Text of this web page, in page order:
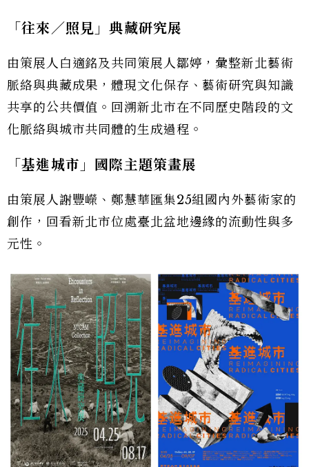
「往來／照見」典藏研究展
由策展人白適銘及共同策展人鄒婷，彙整新北藝術
脈絡與典藏成果，體現文化保存、藝術研究與知識
共享的公共價值。回溯新北市在不同歷史階段的文
化脈絡與城市共同體的生成過程。
「基進城市」國際主題策畫展
由策展人謝豐嶸、鄭慧華匯集25組國內外藝術家的
創作，回看新北市位處臺北盆地邊緣的流動性與多
元性。